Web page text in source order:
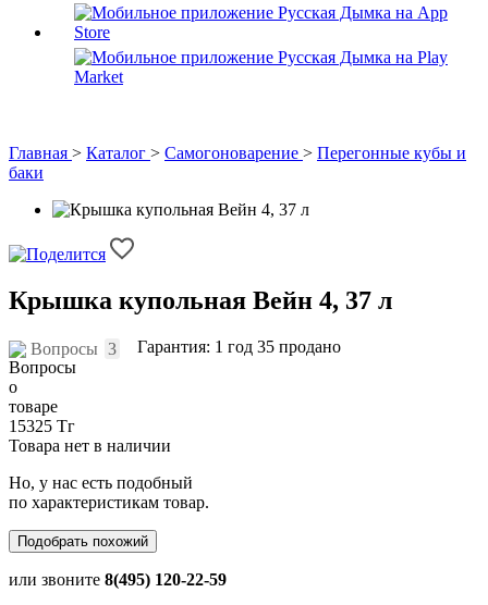
Главная > Каталог > Самогоноварение > Перегонные кубы и
баки
Крышка купольная Вейн 4, 37 л
Вопросы 3 Гарантия: 1 год 35 продано
15325 Тг
Товара нет в наличии
Но, у нас есть подобный
по характеристикам товар.
Подобрать похожий
или звоните 8(495) 120-22-59